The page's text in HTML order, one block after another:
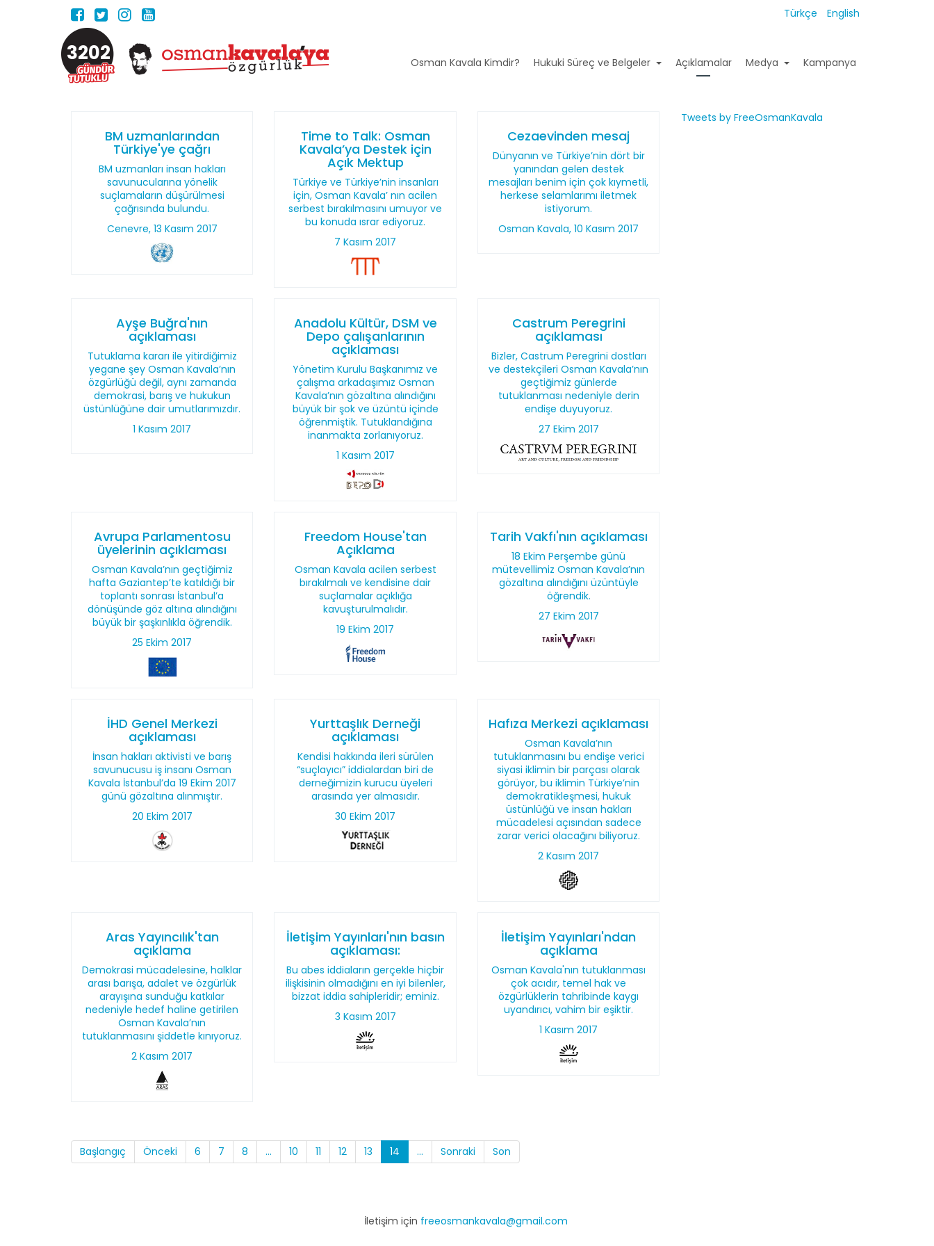
Türkçe English
3202 Osman Kavala Kimdir? Hukuki Süreç ve Belgeler Açıklamalar Medya Kampanya
BM uzmanlarından
Türkiye'ye çağrı
BM uzmanları insan hakları
savunucularına yönelik
suçlamaların düşürülmesi
çağrısında bulundu.
Cenevre, 13 Kasım 2017
Time to Talk: Osman
Kavala’ya Destek için
Açık Mektup
Türkiye ve Türkiye’nin insanları
için, Osman Kavala’ nın acilen
serbest bırakılmasını umuyor ve
bu konuda ısrar ediyoruz.
7 Kasım 2017
Cezaevinden mesaj
Dünyanın ve Türkiye’nin dört bir
yanından gelen destek
mesajları benim için çok kıymetli,
herkese selamlarımı iletmek
istiyorum.
Osman Kavala, 10 Kasım 2017
Ayşe Buğra'nın
açıklaması
Tutuklama kararı ile yitirdiğimiz
yegane şey Osman Kavala’nın
özgürlüğü değil, aynı zamanda
demokrasi, barış ve hukukun
üstünlüğüne dair umutlarımızdır.
1 Kasım 2017
Anadolu Kültür, DSM ve
Depo çalışanlarının
açıklaması
Yönetim Kurulu Başkanımız ve
çalışma arkadaşımız Osman
Kavala’nın gözaltına alındığını
büyük bir şok ve üzüntü içinde
öğrenmiştik. Tutuklandığına
inanmakta zorlanıyoruz.
1 Kasım 2017
Castrum Peregrini
açıklaması
Bizler, Castrum Peregrini dostları
ve destekçileri Osman Kavala’nın
geçtiğimiz günlerde
tutuklanması nedeniyle derin
endişe duyuyoruz.
27 Ekim 2017
Avrupa Parlamentosu
üyelerinin açıklaması
Osman Kavala’nın geçtiğimiz
hafta Gaziantep’te katıldığı bir
toplantı sonrası İstanbul’a
dönüşünde göz altına alındığını
büyük bir şaşkınlıkla öğrendik.
25 Ekim 2017
Freedom House'tan
Açıklama
Osman Kavala acilen serbest
bırakılmalı ve kendisine dair
suçlamalar açıklığa
kavuşturulmalıdır.
19 Ekim 2017
Tarih Vakfı'nın açıklaması
18 Ekim Perşembe günü
mütevellimiz Osman Kavala’nın
gözaltına alındığını üzüntüyle
öğrendik.
27 Ekim 2017
İHD Genel Merkezi
açıklaması
İnsan hakları aktivisti ve barış
savunucusu iş insanı Osman
Kavala İstanbul’da 19 Ekim 2017
günü gözaltına alınmıştır.
20 Ekim 2017
Yurttaşlık Derneği
açıklaması
Kendisi hakkında ileri sürülen
“suçlayıcı” iddialardan biri de
derneğimizin kurucu üyeleri
arasında yer almasıdır.
30 Ekim 2017
Hafıza Merkezi açıklaması
Osman Kavala’nın
tutuklanmasını bu endişe verici
siyasi iklimin bir parçası olarak
görüyor, bu iklimin Türkiye’nin
demokratikleşmesi, hukuk
üstünlüğü ve insan hakları
mücadelesi açısından sadece
zarar verici olacağını biliyoruz.
2 Kasım 2017
Aras Yayıncılık'tan
açıklama
Demokrasi mücadelesine, halklar
arası barışa, adalet ve özgürlük
arayışına sunduğu katkılar
nedeniyle hedef haline getirilen
Osman Kavala’nın
tutuklanmasını şiddetle kınıyoruz.
2 Kasım 2017
İletişim Yayınları'nın basın
açıklaması:
Bu abes iddiaların gerçekle hiçbir
ilişkisinin olmadığını en iyi bilenler,
bizzat iddia sahipleridir; eminiz.
3 Kasım 2017
İletişim Yayınları'ndan
açıklama
Osman Kavala'nın tutuklanması
çok acıdır, temel hak ve
özgürlüklerin tahribinde kaygı
uyandırıcı, vahim bir eşiktir.
1 Kasım 2017
Başlangıç Önceki 6 7 8 ... 10 11 12 13 14 ... Sonraki Son
Tweets by FreeOsmanKavala
İletişim için freeosmankavala@gmail.com